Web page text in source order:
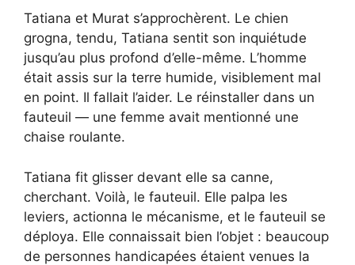
Tatiana et Murat s’approchèrent. Le chien
grogna, tendu, Tatiana sentit son inquiétude
jusqu’au plus profond d’elle-même. L’homme
était assis sur la terre humide, visiblement mal
en point. Il fallait l’aider. Le réinstaller dans un
fauteuil — une femme avait mentionné une
chaise roulante.
Tatiana fit glisser devant elle sa canne,
cherchant. Voilà, le fauteuil. Elle palpa les
leviers, actionna le mécanisme, et le fauteuil se
déploya. Elle connaissait bien l’objet : beaucoup
de personnes handicapées étaient venues la